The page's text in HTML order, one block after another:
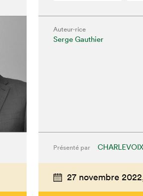
Auteur·rice
Serge Gauthier
Présenté par CHARLEVOIX
27 novembre